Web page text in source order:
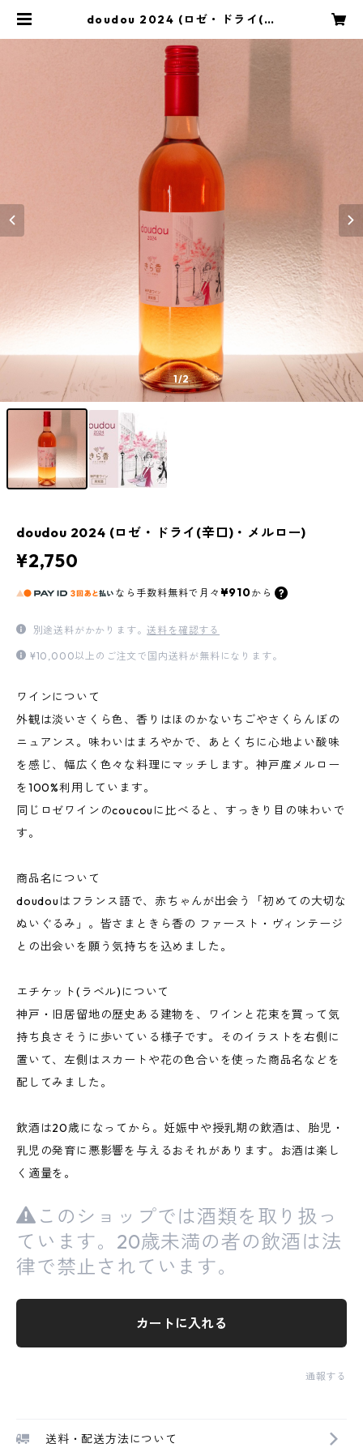
doudou 2024 (ロゼ・ドライ(辛
造 | 神戸のぶどうでつくる、小さな
街なかワイナリー（醸造所）
1/2
doudou 2024 (ロゼ・ドライ(辛口)・メルロー)
¥2,750
なら 手数料無料で 月々 ¥910から
別途送料がかかります。送料を確認する
¥10,000以上のご注文で国内送料が無料になります。
ワインについて
外観は淡いさくら色、香りはほのかないちごやさくらんぼの
ニュアンス。味わいはまろやかで、あとくちに心地よい酸味
を感じ、幅広く色々な料理にマッチします。神戸産メルロー
を100%利用しています。
同じロゼワインのcoucouに比べると、すっきり目の味わいで
す。
商品名について
doudouはフランス語で、赤ちゃんが出会う「初めての大切な
ぬいぐるみ」。皆さまときら香の ファースト・ヴィンテージ
との出会いを願う気持ちを込めました。
エチケット(ラベル)について
神戸・旧居留地の歴史ある建物を、ワインと花束を買って気
持ち良さそうに歩いている様子です。そのイラストを右側に
置いて、左側はスカートや花の色合いを使った商品名などを
配してみました。
飲酒は20歳になってから。妊娠中や授乳期の飲酒は、胎児・
乳児の発育に悪影響を与えるおそれがあります。お酒は楽し
く適量を。
このショップでは酒類を取り扱っ
ています。20歳未満の者の飲酒は法
律で禁止されています。
カートに入れる
通報する
送料・配送方法について